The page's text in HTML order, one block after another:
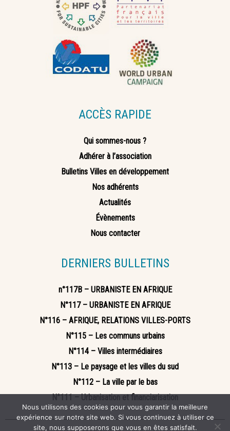
ACCÈS RAPIDE
Qui sommes-nous ?
Adhérer à l’association
Bulletins Villes en développement
Nos adhérents
Actualités
Évènements
Nous contacter
DERNIERS BULLETINS
n°117B – URBANISTE EN AFRIQUE
N°117 – URBANISTE EN AFRIQUE
N°116 – AFRIQUE, RELATIONS VILLES-PORTS
N°115 – Les communs urbains
N°114 – Villes intermédiaires
N°113 – Le paysage et les villes du sud
N°112 – La ville par le bas
N°111 – Urbanisation et financiarisation
Nous utilisons des cookies pour vous garantir la meilleure
expérience sur notre site web. Si vous continuez à utiliser ce
site, nous supposerons que vous en êtes satisfait.